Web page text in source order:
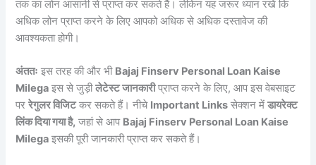
तक का लोन आसानी से प्राप्त कर सकते हैं। लेकिन यह जरूर ध्यान रखें कि
अधिक लोन प्राप्त करने के लिए आपको अधिक से अधिक दस्तावेज की
आवश्यकता होगी।
अंततः इस तरह की और भी Bajaj Finserv Personal Loan Kaise
Milega इस से जुड़ीलेटेस्ट जानकारीप्राप्त करने के लिए, आप इस वेबसाइट
पररेगुलर विजिटकर सकते हैं। नीचे Important Links सेक्शन मेंडायरेक्ट
लिंक दिया गया है, जहां से आप Bajaj Finserv Personal Loan Kaise
Milega इसकी पूरी जानकारी प्राप्त कर सकते हैं।